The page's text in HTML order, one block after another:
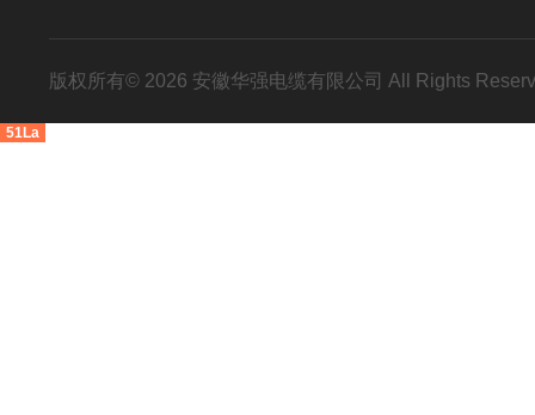
版权所有© 2026 安徽华强电缆有限公司 All Rights
51La